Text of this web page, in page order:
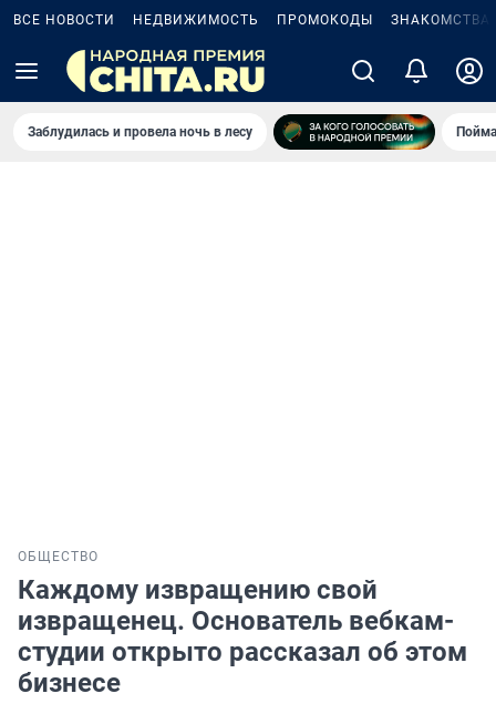
ВСЕ НОВОСТИ НЕДВИЖИМОСТЬ ПРОМОКОДЫ ЗНАКОМСТВА
Заблудилась и провела ночь в лесу
ОБЩЕСТВО
Каждому извращению свой
извращенец. Основатель вебкам-
студии открыто рассказал об этом
бизнесе